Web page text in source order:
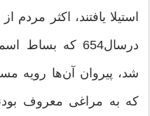
استیلا یافتند، اکثر
درسال654 که
شد، پیروان آن‌ها رویه
که به مراغی معروف